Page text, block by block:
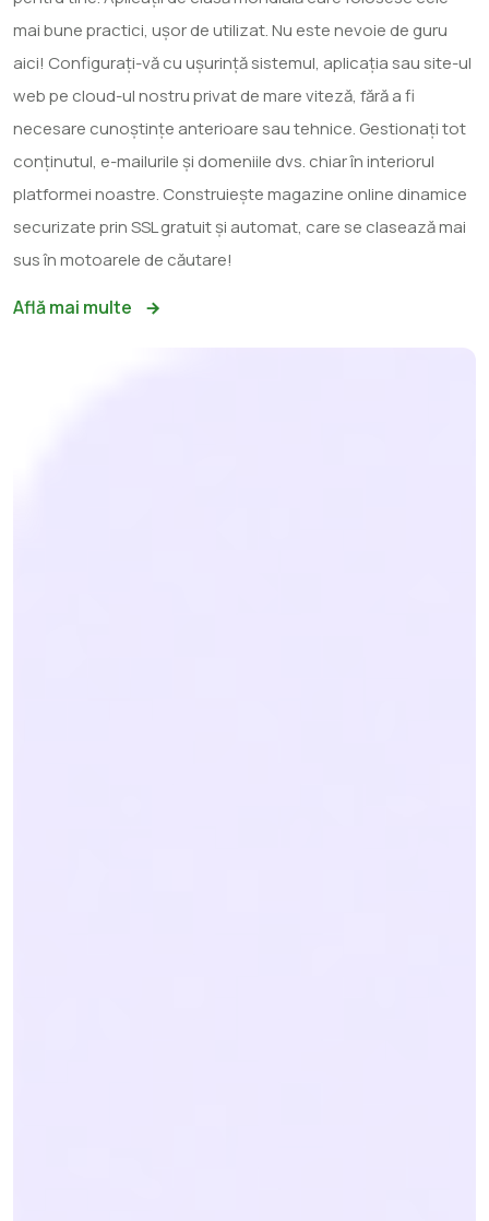
mai bune practici, ușor de utilizat. Nu este nevoie de guru
aici! Configurați-vă cu ușurință sistemul, aplicația sau site-ul
web pe cloud-ul nostru privat de mare viteză, fără a fi
necesare cunoștințe anterioare sau tehnice. Gestionați tot
conținutul, e-mailurile și domeniile dvs. chiar în interiorul
platformei noastre. Construiește magazine online dinamice
securizate prin SSL gratuit și automat, care se clasează mai
sus în motoarele de căutare!
Află mai multe